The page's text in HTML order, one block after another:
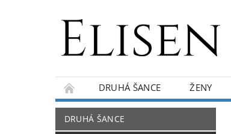
DRUHÁ ŠANCE ŽENY
KONTAKTY
O NÁS BLOG
DRUHÁ ŠANCE